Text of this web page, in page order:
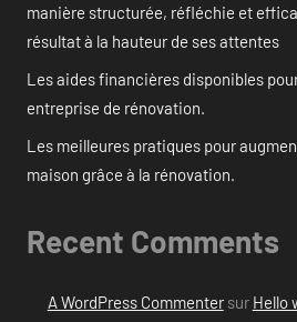
manière structurée, réfléchie et
résultat à la hauteur de ses attentes
Les aides financières disponibles
entreprise de rénovation.
Les meilleures pratiques pour
maison grâce à la rénovation.
Recent Comments
A WordPress Commentersur Hello